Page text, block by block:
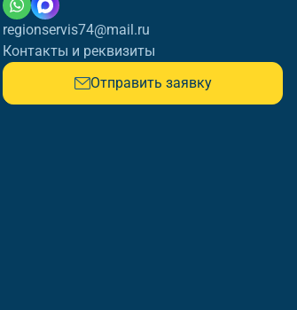
regionservis74@mail.ru
Контакты и реквизиты
Отправить заявку